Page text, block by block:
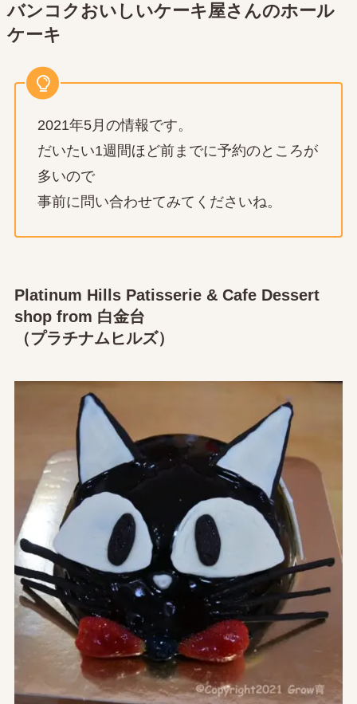
バンコクおいしいケーキ屋さんのホール
ケーキ
2021年5月の情報です。
だいたい1週間ほど前までに予約のところが
多いので
事前に問い合わせてみてくださいね。
Platinum Hills Patisserie & Cafe Dessert
shop from 白金台
（プラチナムヒルズ）